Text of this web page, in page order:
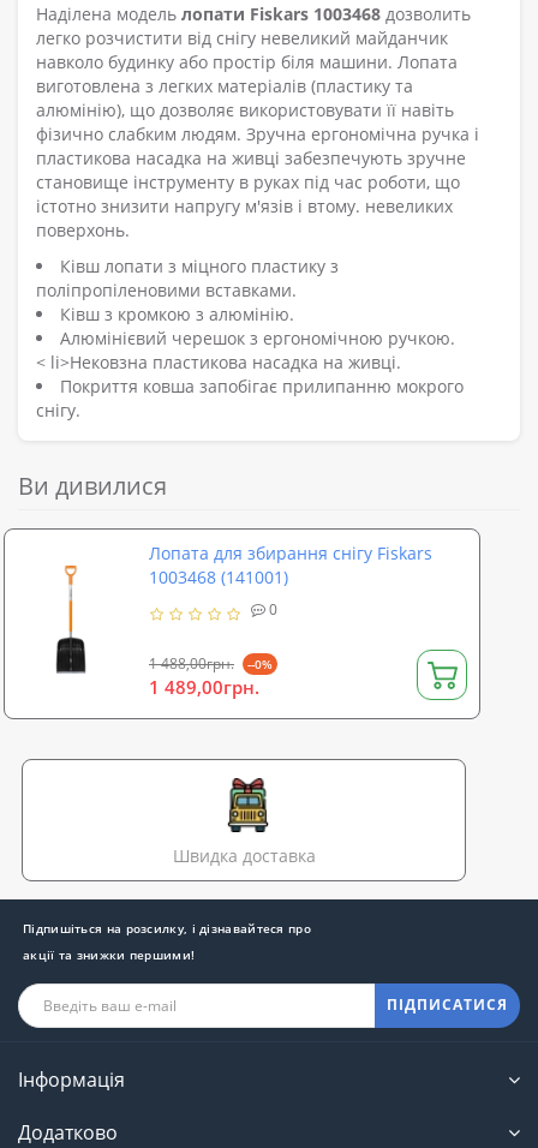
Наділена модель лопати Fiskars 1003468 дозволить
легко розчистити від снігу невеликий майданчик
навколо будинку або простір біля машини. Лопата
виготовлена з легких матеріалів (пластику та
алюмінію), що дозволяє використовувати її навіть
фізично слабким людям. Зручна ергономічна ручка і
пластикова насадка на живці забезпечують зручне
становище інструменту в руках під час роботи, що
істотно знизити напругу м'язів і втому. невеликих
поверхонь.
Ківш лопати з міцного пластику з
поліпропіленовими вставками.
Ківш з кромкою з алюмінію.
Алюмінієвий черешок з ергономічною ручкою.
< li>Нековзна пластикова насадка на живці.
Покриття ковша запобігає прилипанню мокрого
снігу.
Ви дивилися
Лопата для збирання снігу Fiskars
1003468 (141001)
0
1 488,00грн. --0%
1 489,00грн.
Швидка доставка
Підпишіться на розсилку, і дізнавайтеся про
акції та знижки першими!
ПІДПИСАТИСЯ
Інформація
Додатково